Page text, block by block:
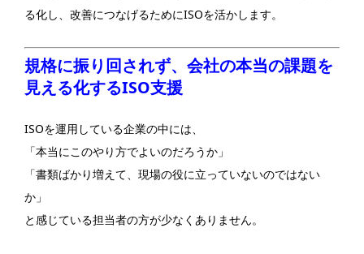
る化し、改善につなげるためにISOを活かします。
規格に振り回されず、会社の本当の課題を
見える化するISO支援
ISOを運用している企業の中には、
「本当にこのやり方でよいのだろうか」
「書類ばかり増えて、現場の役に立っていないのではない
か」
と感じている担当者の方が少なくありません。